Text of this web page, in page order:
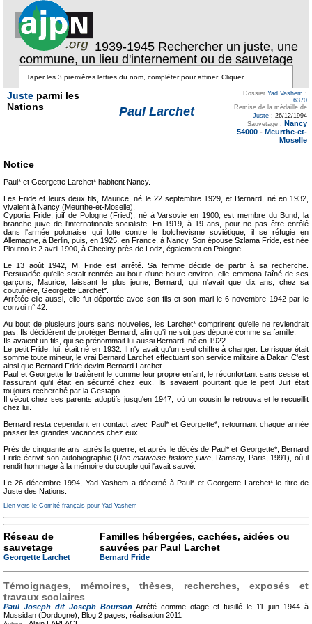
1939-1945 Rechercher un juste, une
commune, un lieu d'internement ou de sauvetage
Juste parmi les
Nations
Paul Larchet
Dossier Yad Vashem :
6370
Remise de la médaille de
Juste : 26/12/1994
Sauvetage : Nancy
54000 - Meurthe-et-
Moselle
Notice
Paul* et Georgette Larchet* habitent Nancy.
Les Fride et leurs deux fils, Maurice, né le 22 septembre 1929, et Bernard, né en 1932,
vivaient à Nancy (Meurthe-et-Moselle).
Cyporia Fride, juif de Pologne (Fried), né à Varsovie en 1900, est membre du Bund, la
branche juive de l'internationale socialiste. En 1919, à 19 ans, pour ne pas être enrôlé
dans l'armée polonaise qui lutte contre le bolchevisme soviétique, il se réfugie en
Allemagne, à Berlin, puis, en 1925, en France, à Nancy. Son épouse Szlama Fride, est née
Ploutno le 2 avril 1900, à Checiny près de Lodz, également en Pologne.
Le 13 août 1942, M. Fride est arrêté. Sa femme décide de partir à sa recherche.
Persuadée qu'elle serait rentrée au bout d'une heure environ, elle emmena l'aîné de ses
garçons, Maurice, laissant le plus jeune, Bernard, qui n'avait que dix ans, chez sa
couturière, Georgette Larchet*.
Arrêtée elle aussi, elle fut déportée avec son fils et son mari le 6 novembre 1942 par le
convoi n° 42.
Au bout de plusieurs jours sans nouvelles, les Larchet* comprirent qu'elle ne reviendrait
pas. Ils décidèrent de protéger Bernard, afin qu'il ne soit pas déporté comme sa famille.
Ils avaient un fils, qui se prénommait lui aussi Bernard, né en 1922.
Le petit Fride, lui, était né en 1932. Il n'y avait qu'un seul chiffre à changer. Le risque était
somme toute mineur, le vrai Bernard Larchet effectuant son service militaire à Dakar. C'est
ainsi que Bernard Fride devint Bernard Larchet.
Paul et Georgette le traitèrent le comme leur propre enfant, le réconfortant sans cesse et
l'assurant qu'il était en sécurité chez eux. Ils savaient pourtant que le petit Juif était
toujours recherché par la Gestapo.
Il vécut chez ses parents adoptifs jusqu'en 1947, où un cousin le retrouva et le recueillit
chez lui.
Bernard resta cependant en contact avec Paul* et Georgette*, retournant chaque année
passer les grandes vacances chez eux.
Près de cinquante ans après la guerre, et après le décès de Paul* et Georgette*, Bernard
Fride écrivit son autobiographie (Une mauvaise histoire juive, Ramsay, Paris, 1991), où il
rendit hommage à la mémoire du couple qui l'avait sauvé.
Le 26 décembre 1994, Yad Yashem a décerné à Paul* et Georgette Larchet* le titre de
Juste des Nations.
Lien vers le Comité français pour Yad Vashem
Réseau de
sauvetage
Georgette Larchet
Familles hébergées, cachées, aidées ou
sauvées par Paul Larchet
Bernard Fride
Témoignages, mémoires, thèses, recherches, exposés et
travaux scolaires
Paul Joseph dit Joseph Bourson Arrêté comme otage et fusillé le 11 juin 1944 à
Mussidan (Dordogne), Blog 2 pages, réalisation 2011